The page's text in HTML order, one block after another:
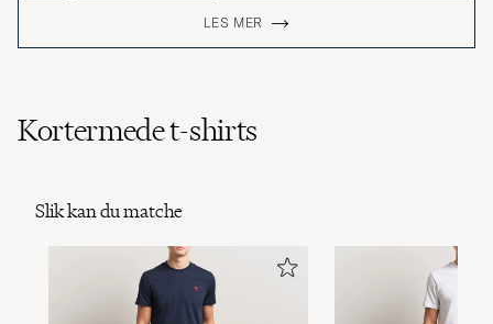
LES MER
Kortermede t-shirts
Slik kan du matche